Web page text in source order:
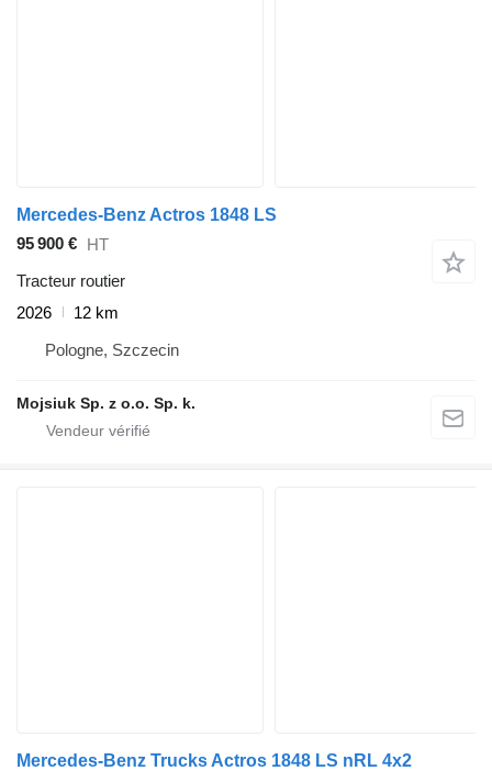
Mercedes-Benz Actros 1848 LS
95 900 € HT
Tracteur routier
2026
12 km
Pologne, Szczecin
Mojsiuk Sp. z o.o. Sp. k.
Mercedes-Benz Trucks Actros 1848 LS nRL 4x2